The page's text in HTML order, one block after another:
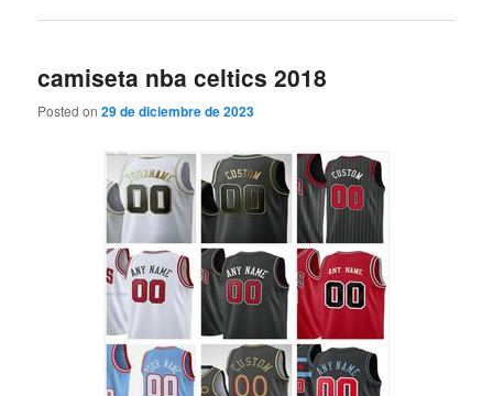
camiseta nba celtics 2018
Posted on29 de diciembre de 2023